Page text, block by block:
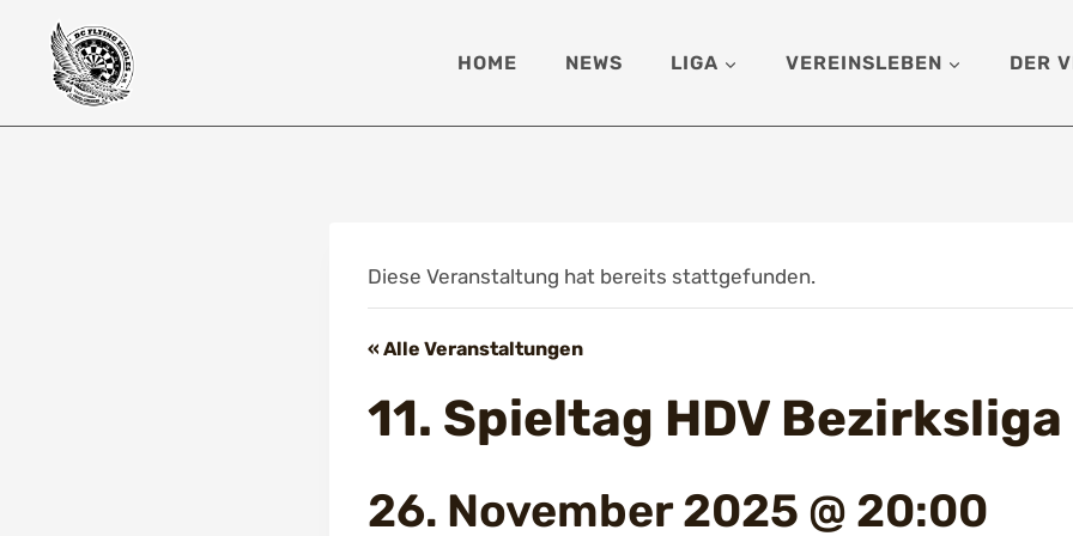
Inhalt
springen
HOME NEWS LIGA VEREINSLEBEN DER
Diese Veranstaltung hat bereits stattgefunden.
« Alle Veranstaltungen
11. Spieltag HDV Bezirksliga
26. November 2025 @ 20:00